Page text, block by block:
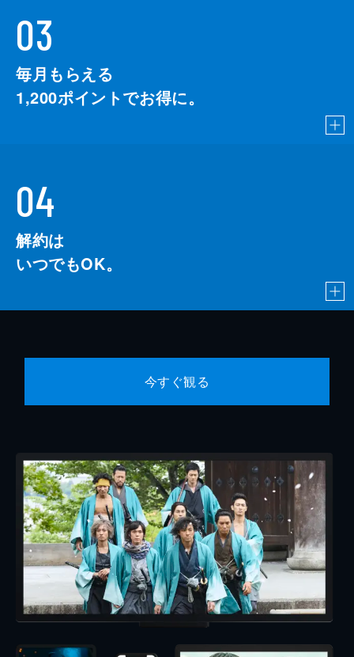
03
毎月もらえる
1,200ポイントでお得に。
04
解約は
いつでもOK。
今すぐ観る